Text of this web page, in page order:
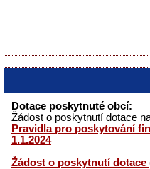
Dotace poskytnuté obcí:
Žádost o poskytnutí dotace
Pravidla pro poskytování
1.1.2024
Žádost o poskytnutí dotace